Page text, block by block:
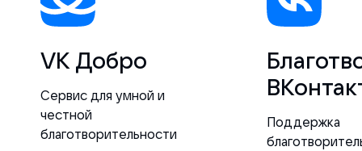
VK Добро
Сервис для умной и
честной
благотворительности
Поддержка